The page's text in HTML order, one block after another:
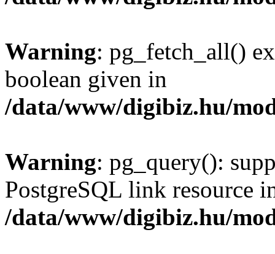
Warning: pg_fetch_all()
boolean given in
/data/www/digibiz.hu/
Warning: pg_query():
PostgreSQL link resource
/data/www/digibiz.hu/